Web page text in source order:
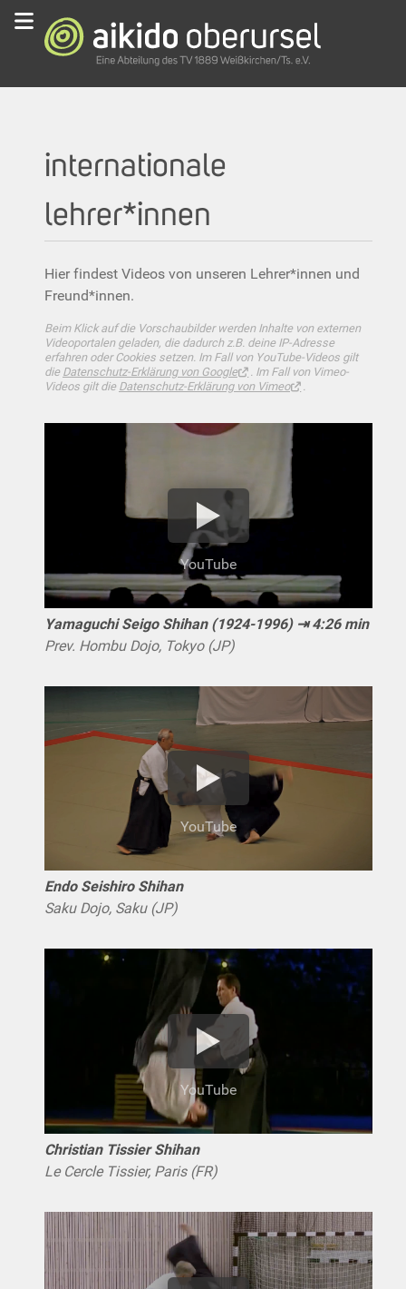
internationale
lehrer*innen
Hier findest Videos von unseren Lehrer*innen und
Freund*innen.
Beim Klick auf die Vorschaubilder werden Inhalte von externen
Videoportalen geladen, die dadurch z.B. deine IP-Adresse
erfahren oder Cookies setzen. Im Fall von YouTube-Videos gilt
die Datenschutz-Erklärung von Google
. Im Fall von Vimeo-
Videos gilt die Datenschutz-Erklärung von Vimeo .
YouTube
Yamaguchi Seigo Shihan (1924-1996) ⇥ 4:26 min
Prev. Hombu Dojo, Tokyo (JP)
YouTube
Endo Seishiro Shihan
Saku Dojo, Saku (JP)
YouTube
Christian Tissier Shihan
Le Cercle Tissier, Paris (FR)